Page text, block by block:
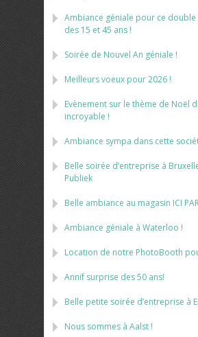
Ambiance géniale pour ce double
des 15 et 45 ans !
Soirée de Nouvel An géniale !
Meilleurs voeux pour 2026 !
Evènement sur le thème de Noël
incroyable !
Ambiance sympa dans cette
Belle soirée d’entreprise à
Publiek
Belle ambiance au magasin ICI
Ambiance géniale à Waterloo !
Location de notre PhotoBooth
Annif surprise des 50 ans!
Belle petite soirée d’entreprise à
Nous sommes à Aalst !